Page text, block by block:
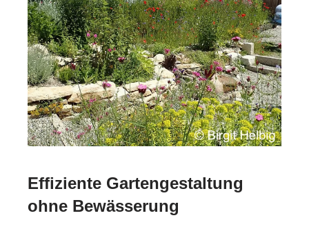
Effiziente Gartengestaltung
ohne Bewässerung